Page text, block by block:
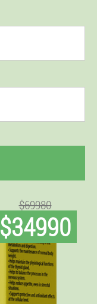
$69980
$34990